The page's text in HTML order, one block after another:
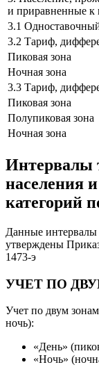
и приравненные
3.1
3.2 Тариф,
Пиковая зона
Ночная зона
3.3 Тариф,
Пиковая зона
Полупиковая зона
Ночная зона
Интервалы
населения
категорий
Данные интервалы
утверждены
1473-э
УЧЕТ ПО
Учет по двум
ночь):
«День»
«Ночь»